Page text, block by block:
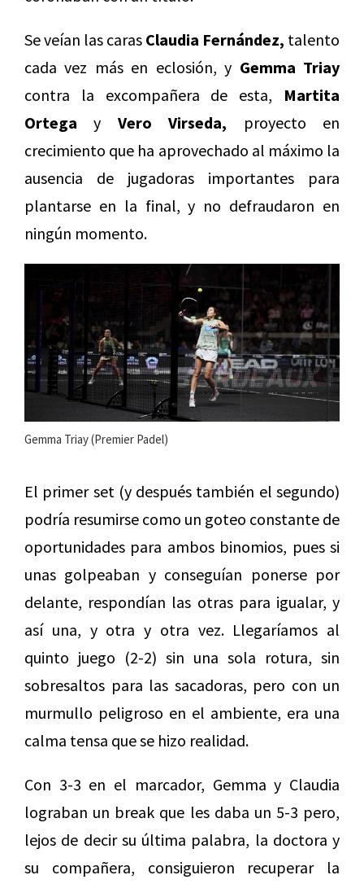
Se veían las caras Claudia Fernández, talento
cada vez más en eclosión, y Gemma Triay
contra la excompañera de esta, Martita
Ortega y Vero Virseda, proyecto en
crecimiento que ha aprovechado al máximo la
ausencia de jugadoras importantes para
plantarse en la final, y no defraudaron en
ningún momento.
Gemma Triay (Premier Padel)
El primer set (y después también el segundo)
podría resumirse como un goteo constante de
oportunidades para ambos binomios, pues si
unas golpeaban y conseguían ponerse por
delante, respondían las otras para igualar, y
así una, y otra y otra vez. Llegaríamos al
quinto juego (2-2) sin una sola rotura, sin
sobresaltos para las sacadoras, pero con un
murmullo peligroso en el ambiente, era una
calma tensa que se hizo realidad.
Con 3-3 en el marcador, Gemma y Claudia
lograban un break que les daba un 5-3 pero,
lejos de decir su última palabra, la doctora y
su compañera, consiguieron recuperar la